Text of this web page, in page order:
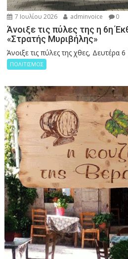
7 Ιουλίου 2026 adminvoice 0
Άνοιξε τις πύλες της η 6η
«Στρατής Μυριβήλης»
Άνοιξε τις πύλες της χθες, Δευτέρα 6
ΠΟΛΙΤΙΣΜΟΣ